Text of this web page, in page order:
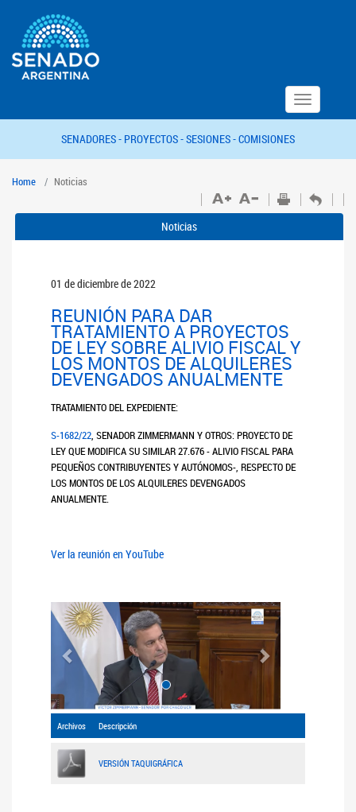
Toggle
navigation
SENADORES - PROYECTOS -SESIONES -COMISIONES
Home Noticias
Noticias
01 de diciembre de 2022
REUNIÓN PARA DAR
TRATAMIENTO A PROYECTOS
DE LEY SOBRE ALIVIO FISCAL Y
LOS MONTOS DE ALQUILERES
DEVENGADOS ANUALMENTE
TRATAMIENTO DEL EXPEDIENTE:
S-1682/22, SENADOR ZIMMERMANN Y OTROS: PROYECTO DE
LEY QUE MODIFICA SU SIMILAR 27.676 - ALIVIO FISCAL PARA
PEQUEÑOS CONTRIBUYENTES Y AUTÓNOMOS-, RESPECTO DE
LOS MONTOS DE LOS ALQUILERES DEVENGADOS
ANUALMENTE.
Ver la reunión en YouTube
Anterior Siguiente
Archivos Descripción
VERSIÓN TAQUIGRÁFICA